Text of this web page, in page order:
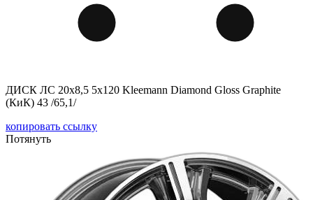
ДИСК ЛС 20x8,5 5x120 Kleemann Diamond Gloss Graphite
(КиК) 43 /65,1/
копировать ссылку
Потянуть